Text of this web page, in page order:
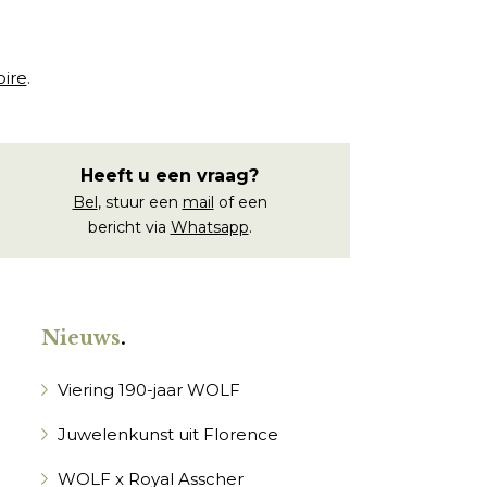
.
Heeft u een vraag?
Bel, stuur een mail of een
bericht via Whatsapp.
Nieuws.
Viering 190-jaar WOLF
Juwelenkunst uit Florence
WOLF x Royal Asscher